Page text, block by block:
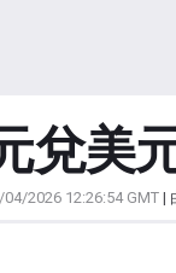
兌美
04/2026 12:26:54 GMT|